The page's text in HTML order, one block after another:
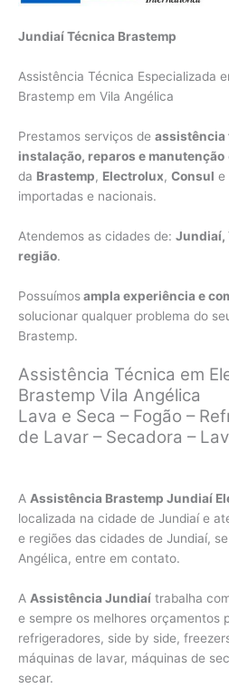
Jundiaí Técnica Brastemp
Assistência Técnica Especializada
Brastemp em Vila Angélica
Prestamos serviços de assistência
instalação, reparos e manutenção
da Brastemp, Electrolux, Consul e
importadas e nacionais.
Atendemos as cidades de: Jundiaí,
região.
Possuímosampla experiência e
solucionar qualquer problema do
Brastemp.
Assistência Técnica em
Brastemp Vila Angélica
Lava e Seca – Fogão –
de Lavar – Secadora –
A Assistência Brastemp Jundiaí
localizada na cidade de Jundiaí e
e regiões das cidades de Jundiaí,
Angélica, entre em contato.
A Assistência Jundiaí trabalha
e sempre os melhores orçamentos
refrigeradores, side by side,
máquinas de lavar, máquinas de
secar.